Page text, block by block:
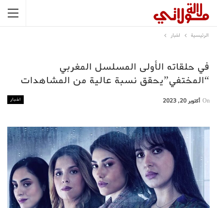
الرئيسية اخبار
في حلقاته الأولى المسلسل المغربي
“المختفي”يحقق نسبة عالية من المشاهدات
اخبار On أكتوبر 20, 2023